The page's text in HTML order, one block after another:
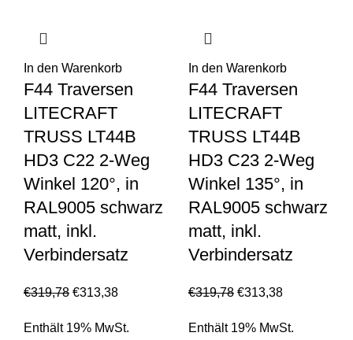
In den Warenkorb
F44 Traversen
LITECRAFT
TRUSS LT44B
HD3 C22 2-Weg
Winkel 120°, in
RAL9005 schwarz
matt, inkl.
Verbindersatz
€319,78 €313,38
Enthält 19% MwSt.
In den Warenkorb
F44 Traversen
LITECRAFT
TRUSS LT44B
HD3 C23 2-Weg
Winkel 135°, in
RAL9005 schwarz
matt, inkl.
Verbindersatz
€319,78 €313,38
Enthält 19% MwSt.